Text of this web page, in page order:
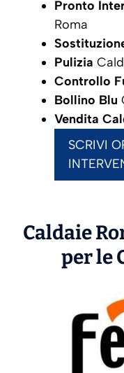
Pronto
Roma
Pulizia
Controllo
Bollino Blu
Vendita
SCRIVI
Caldaie
per le